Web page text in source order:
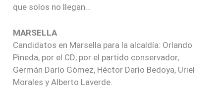
que solos no llegan…
MARSELLA
Candidatos en Marsella para la alcaldía: Orlando
Pineda, por el CD; por el partido conservador,
Germán Darío Gómez, Héctor Darío Bedoya, Uriel
Morales y Alberto Laverde.